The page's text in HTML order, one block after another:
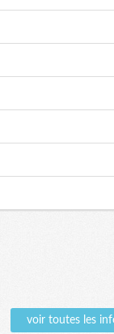
voir toutes les